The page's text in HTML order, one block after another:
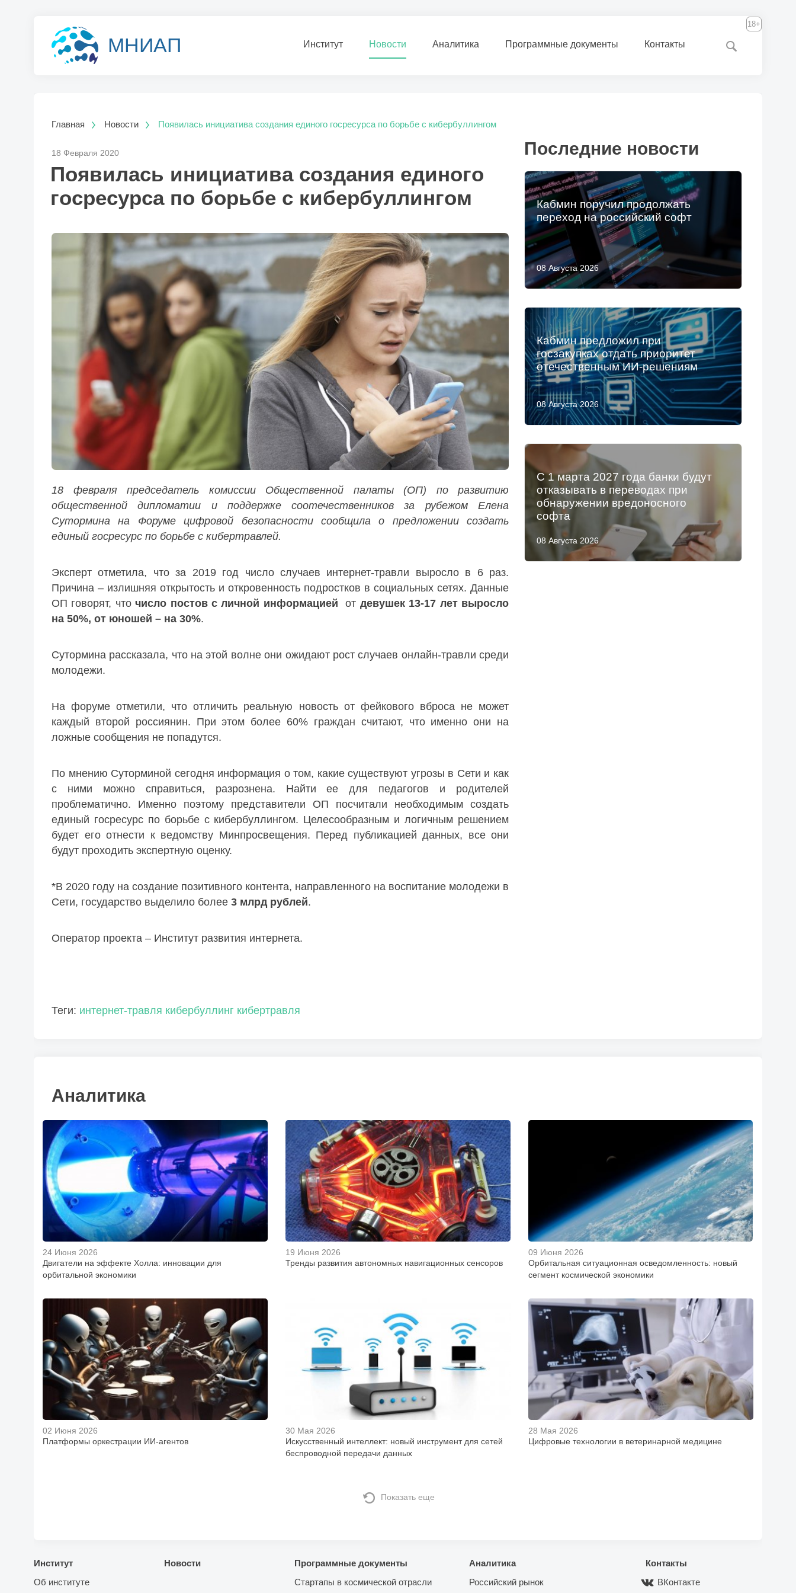
МНИАП Институт Новости Аналитика Программные документы Контакты
18+
Главная Новости Появилась инициатива создания единого госресурса по борьбе с кибербуллингом
18 Февраля 2020
Появилась инициатива создания единого
госресурса по борьбе с кибербуллингом
18 февраля председатель комиссии Общественной палаты (ОП) по развитию
общественной дипломатии и поддержке соотечественников за рубежом Елена
Сутормина на Форуме цифровой безопасности сообщила о предложении создать
единый госресурс по борьбе с кибертравлей.
Эксперт отметила, что за 2019 год число случаев интернет-травли выросло в 6 раз.
Причина – излишняя открытость и откровенность подростков в социальных сетях. Данные
ОП говорят, чточисло постов с личной информацией от девушек 13-17 лет выросло
на 50%, от юношей – на 30%.
Сутормина рассказала, что на этой волне они ожидают рост случаев онлайн-травли среди
молодежи.
На форуме отметили, что отличить реальную новость от фейкового вброса не может
каждый второй россиянин. При этом более 60% граждан считают, что именно они на
ложные сообщения не попадутся.
По мнению Суторминой сегодня информация о том, какие существуют угрозы в Сети и как
с ними можно справиться, разрознена. Найти ее для педагогов и родителей
проблематично. Именно поэтому представители ОП посчитали необходимым создать
единый госресурс по борьбе с кибербуллингом. Целесообразным и логичным решением
будет его отнести к ведомству Минпросвещения. Перед публикацией данных, все они
будут проходить экспертную оценку.
*В 2020 году на создание позитивного контента, направленного на воспитание молодежи в
Сети, государство выделило более 3 млрд рублей.
Оператор проекта – Институт развития интернета.
Теги: интернет-травля кибербуллинг кибертравля
Последние новости
08 Августа 2026
Кабмин поручил продолжать
переход на российский софт
08 Августа 2026
Кабмин предложил при
госзакупках отдать приоритет
отечественным ИИ-решениям
08 Августа 2026
С 1 марта 2027 года банки будут
отказывать в переводах при
обнаружении вредоносного
софта
Аналитика
24 Июня 2026
Двигатели на эффекте Холла: инновации для
орбитальной экономики
19 Июня 2026
Тренды развития автономных навигационных сенсоров
09 Июня 2026
Орбитальная ситуационная осведомленность: новый
сегмент космической экономики
02 Июня 2026
Платформы оркестрации ИИ-агентов
30 Мая 2026
Искусственный интеллект: новый инструмент для сетей
беспроводной передачи данных
28 Мая 2026
Цифровые технологии в ветеринарной медицине
Показать еще
Институт
Об институте
Новости
Программные документы
Стартапы в космической отрасли
Аналитика
Российский рынок
Контакты
ВКонтакте